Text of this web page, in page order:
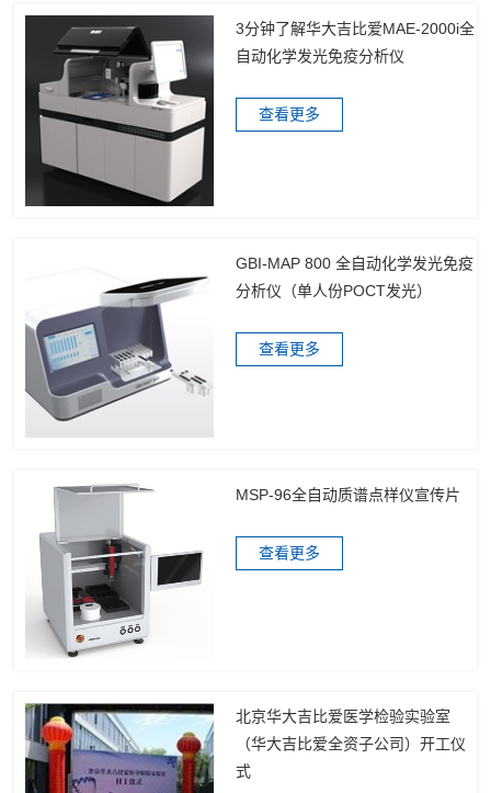
3分钟了解华大吉比爱MAE-2000i全
自动化学发光免疫分析仪
查看更多
GBI-MAP 800 全自动化学发光免疫
分析仪（单人份POCT发光）
查看更多
MSP-96全自动质谱点样仪宣传片
查看更多
北京华大吉比爱医学检验实验室
（华大吉比爱全资子公司）开工仪
式